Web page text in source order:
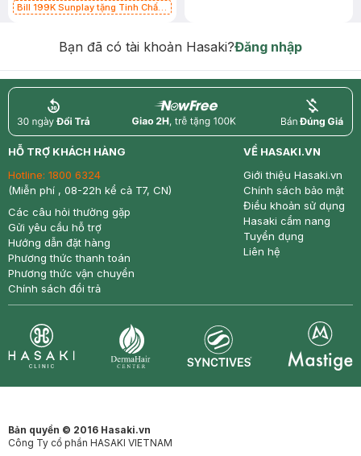
Bill 199K Sunplay tặng Tinh Chất
Bạn đã có tài khoản Hasaki?Đăng nhập
return nowfree price
HỖ TRỢ KHÁCH HÀNG
Hotline: 1800 6324
(Miễn phí , 08-22h kể cả T7, CN)
Các câu hỏi thường gặp
Gửi yêu cầu hỗ trợ
Hướng dẫn đặt hàng
Phương thức thanh toán
Phương thức vận chuyển
Chính sách đổi trả
VỀ HASAKI.VN
Giới thiệu Hasaki.vn
Chính sách bảo mật
Điều khoản sử dụng
Hasaki cẩm nang
Tuyển dụng
Liên hệ
Bản quyền © 2016 Hasaki.vn
Công Ty cổ phần HASAKI VIETNAM